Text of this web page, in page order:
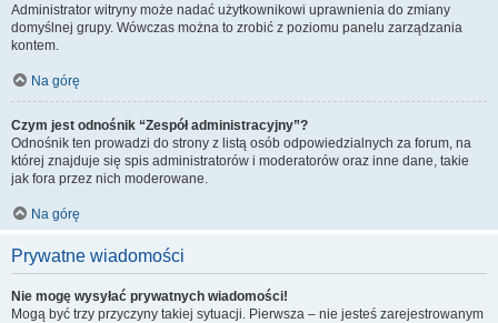
Administrator witryny może nadać użytkownikowi uprawnienia do zmiany
domyślnej grupy. Wówczas można to zrobić z poziomu panelu zarządzania
kontem.
Na górę
Czym jest odnośnik “Zespół administracyjny”?
Odnośnik ten prowadzi do strony z listą osób odpowiedzialnych za forum, na
której znajduje się spis administratorów i moderatorów oraz inne dane, takie
jak fora przez nich moderowane.
Na górę
Prywatne wiadomości
Nie mogę wysyłać prywatnych wiadomości!
Mogą być trzy przyczyny takiej sytuacji. Pierwsza – nie jesteś zarejestrowanym